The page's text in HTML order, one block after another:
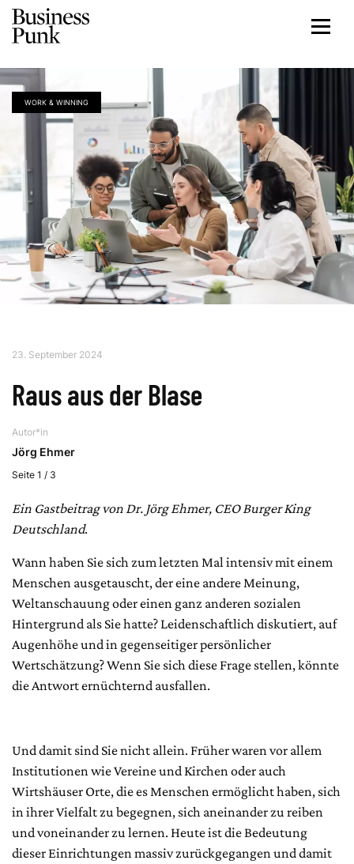
WORK & WINNING
23. September 2024
Raus aus der Blase
Autor*in
Jörg Ehmer
Seite 1 / 3
Ein Gastbeitrag von Dr. Jörg Ehmer, CEO Burger King
Deutschland.
Wann haben Sie sich zum letzten Mal intensiv mit einem
Menschen ausgetauscht, der eine andere Meinung,
Weltanschauung oder einen ganz anderen sozialen
Hintergrund als Sie hatte? Leidenschaftlich diskutiert, auf
Augenhöhe und in gegenseitiger persönlicher
Wertschätzung? Wenn Sie sich diese Frage stellen, könnte
die Antwort ernüchternd ausfallen.
Und damit sind Sie nicht allein. Früher waren vor allem
Institutionen wie Vereine und Kirchen oder auch
Wirtshäuser Orte, die es Menschen ermöglicht haben, sich
in ihrer Vielfalt zu begegnen, sich aneinander zu reiben
und voneinander zu lernen. Heute ist die Bedeutung
dieser Einrichtungen massiv zurückgegangen und damit